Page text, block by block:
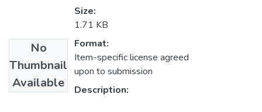
No
Thumbnail
Available
Size:
1.71 KB
Format:
Item-specific license agreed
upon to submission
Description: